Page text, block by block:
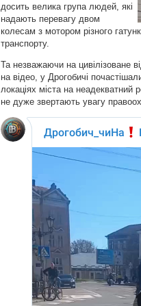
досить велика група людей, які
надають перевагу двом
колесам з мотором різного
транспорту.
Та незважаючи на цивілізоване
на відео, у Дрогобичі
локаціях міста на неадекватний
не дуже звертають увагу